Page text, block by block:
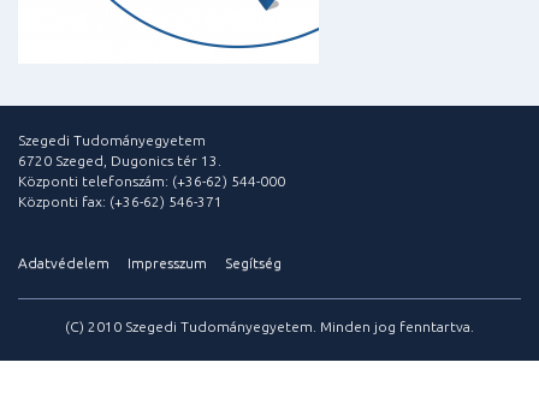
Szegedi Tudományegyetem
6720 Szeged, Dugonics tér 13.
Központi telefonszám: (+36-62) 544-000
Központi fax: (+36-62) 546-371
Adatvédelem Impresszum Segítség
(C) 2010 Szegedi Tudományegyetem. Minden jog fenntartva.